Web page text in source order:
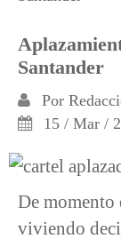
Santander
Por
15 / Mar /
De momento
viviendo